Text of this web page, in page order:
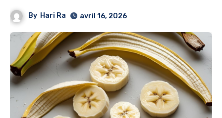
By Hari Ra avril 16, 2026